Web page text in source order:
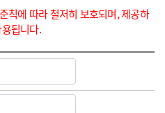
칙에 따라 철저히 보호되며, 제공하
됩니다.